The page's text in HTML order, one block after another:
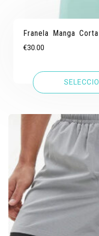
Franela Manga Corta
€30.00